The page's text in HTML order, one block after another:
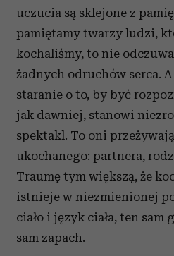
uczucia są sklejone z
pamiętamy twarzy ludzi,
kochaliśmy, to nie
żadnych odruchów serca.
staranie o to, by być
jak dawniej, stanowi
spektakl. To oni
ukochanego: partnera,
Traumę tym większą, że
istnieje w niezmienionej
ciało i język ciała, ten sam
sam zapach.